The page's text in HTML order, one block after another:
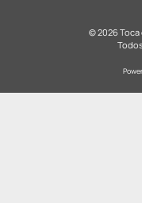
© 2026 Toca